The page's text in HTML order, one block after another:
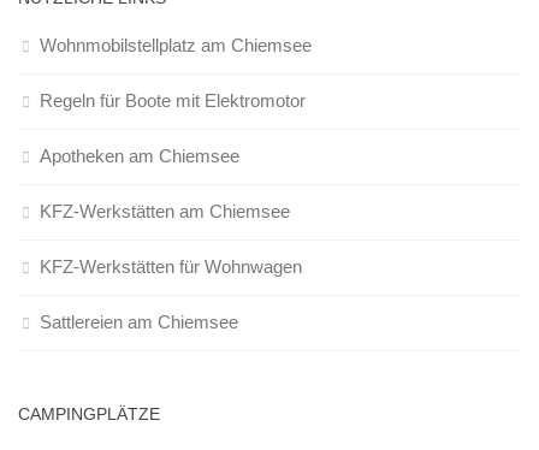
Wohnmobilstellplatz am Chiemsee
Regeln für Boote mit Elektromotor
Apotheken am Chiemsee
KFZ-Werkstätten am Chiemsee
KFZ-Werkstätten für Wohnwagen
Sattlereien am Chiemsee
CAMPINGPLÄTZE